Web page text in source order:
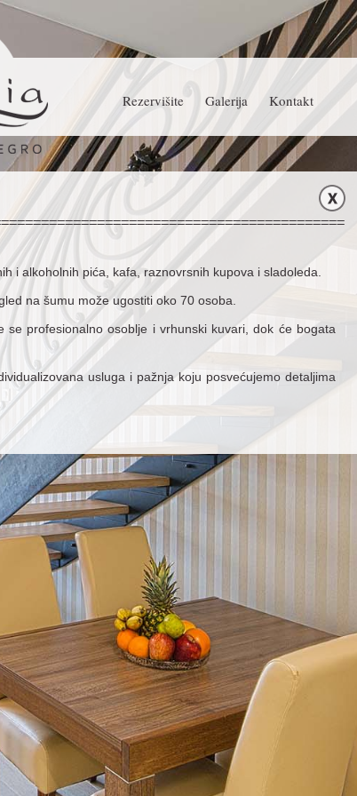
Rezervišite Galerija Kontakt
i alkoholnih pića, kafa, raznovrsnih kupova i sladoleda.
na šumu može ugostiti oko 70 osoba.
profesionalno osoblje i vrhunski kuvari, dok će bogata
usluga i pažnja koju posvećujemo detaljima